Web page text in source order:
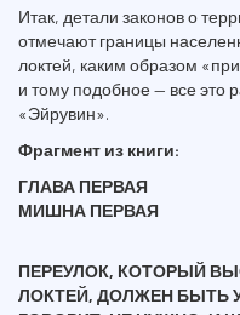
Итак, детали законов о
отмечают границы
локтей, каким образом
и тому подобное — все это
«Эйрувин».
Фрагмент из книги:
ГЛАВА ПЕРВАЯ
МИШНА ПЕРВАЯ
ПЕРЕУЛОК, КОТОРЫЙ
ЛОКТЕЙ, ДОЛЖЕН БЫТЬ